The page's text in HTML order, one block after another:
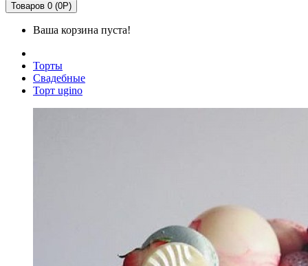
Товаров 0 (0Р)
Ваша корзина пуста!
Торты
Свадебные
Торт ugino